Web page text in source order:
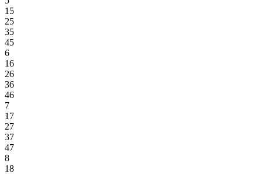
15
25
35
45
6
16
26
36
46
7
17
27
37
47
8
18